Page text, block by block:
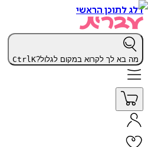
דלג לתוכן הראשי
מה בא לך לקרוא במקום לגלול? CtrlK